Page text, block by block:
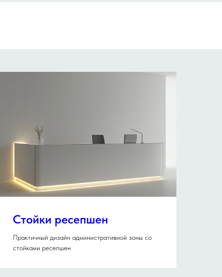
Стойки ресепшен
Практичный дизайн административной зоны со
стойками ресепшен